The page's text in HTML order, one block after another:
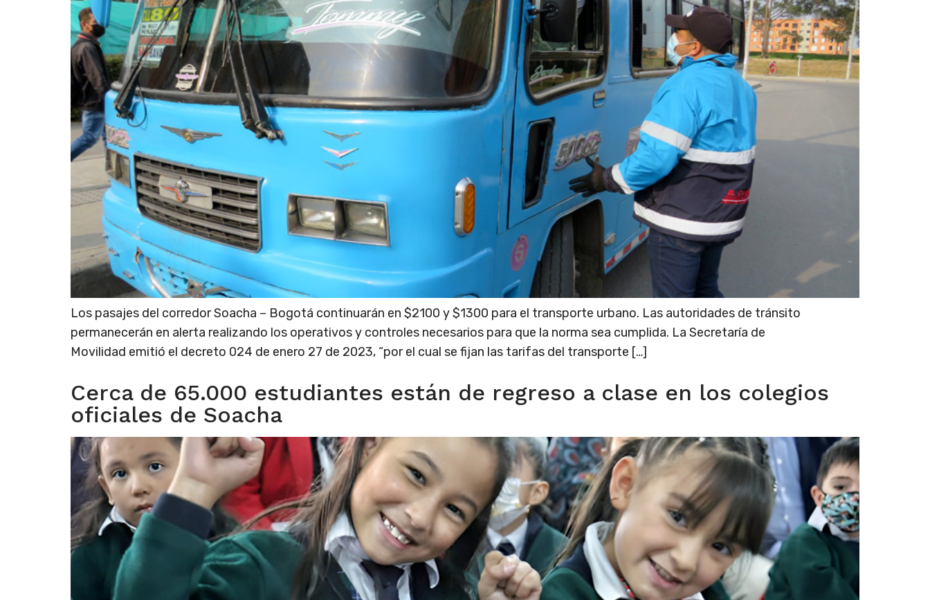
Los pasajes del corredor Soacha – Bogotá continuarán en $2100 y $1300 para el transporte urbano. Las autoridades de tránsito
permanecerán en alerta realizando los operativos y controles necesarios para que la norma sea cumplida. La Secretaría de
Movilidad emitió el decreto 024 de enero 27 de 2023, “por el cual se fijan las tarifas del transporte […]
Cerca de 65.000 estudiantes están de regreso a clase en los colegios
oficiales de Soacha